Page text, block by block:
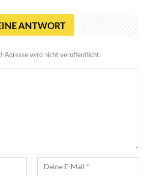
ANTWORT
Adresse wird nicht veröffentlicht.